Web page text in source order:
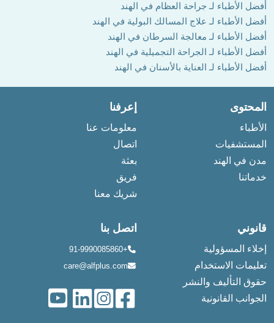
أفضل الأطباء لـ جراحة العظام في الهند
أفضل الأطباء لـ علاج المسالك البولية في الهند
أفضل الأطباء لـ معالجة السرطان في الهند
أفضل الأطباء لـ الجراحة التجميلية في الهند
أفضل الأطباء لـ العناية بالأسنان في الهند
المحتوى
الأطباء
المستشفيات
مدن في الهند
خدماتنا
إعرفنا
معلومات عنا
اتصال
بعثة
فريق
شريك معنا
قانوني
إخلاء المسؤولية
تعليمات الاستخدام
حقوق التأليف والنشر
الجوانب القانونية
اتصل بنا
+91-9990085860
care@alfplus.com